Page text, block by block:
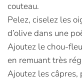
couteau.
Pelez, ciselez les
d’olive dans une
Ajoutez le chou-
en remuant très
Ajoutez les câpres,